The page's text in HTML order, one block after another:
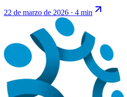
22 de marzo de 2026 · 4 min